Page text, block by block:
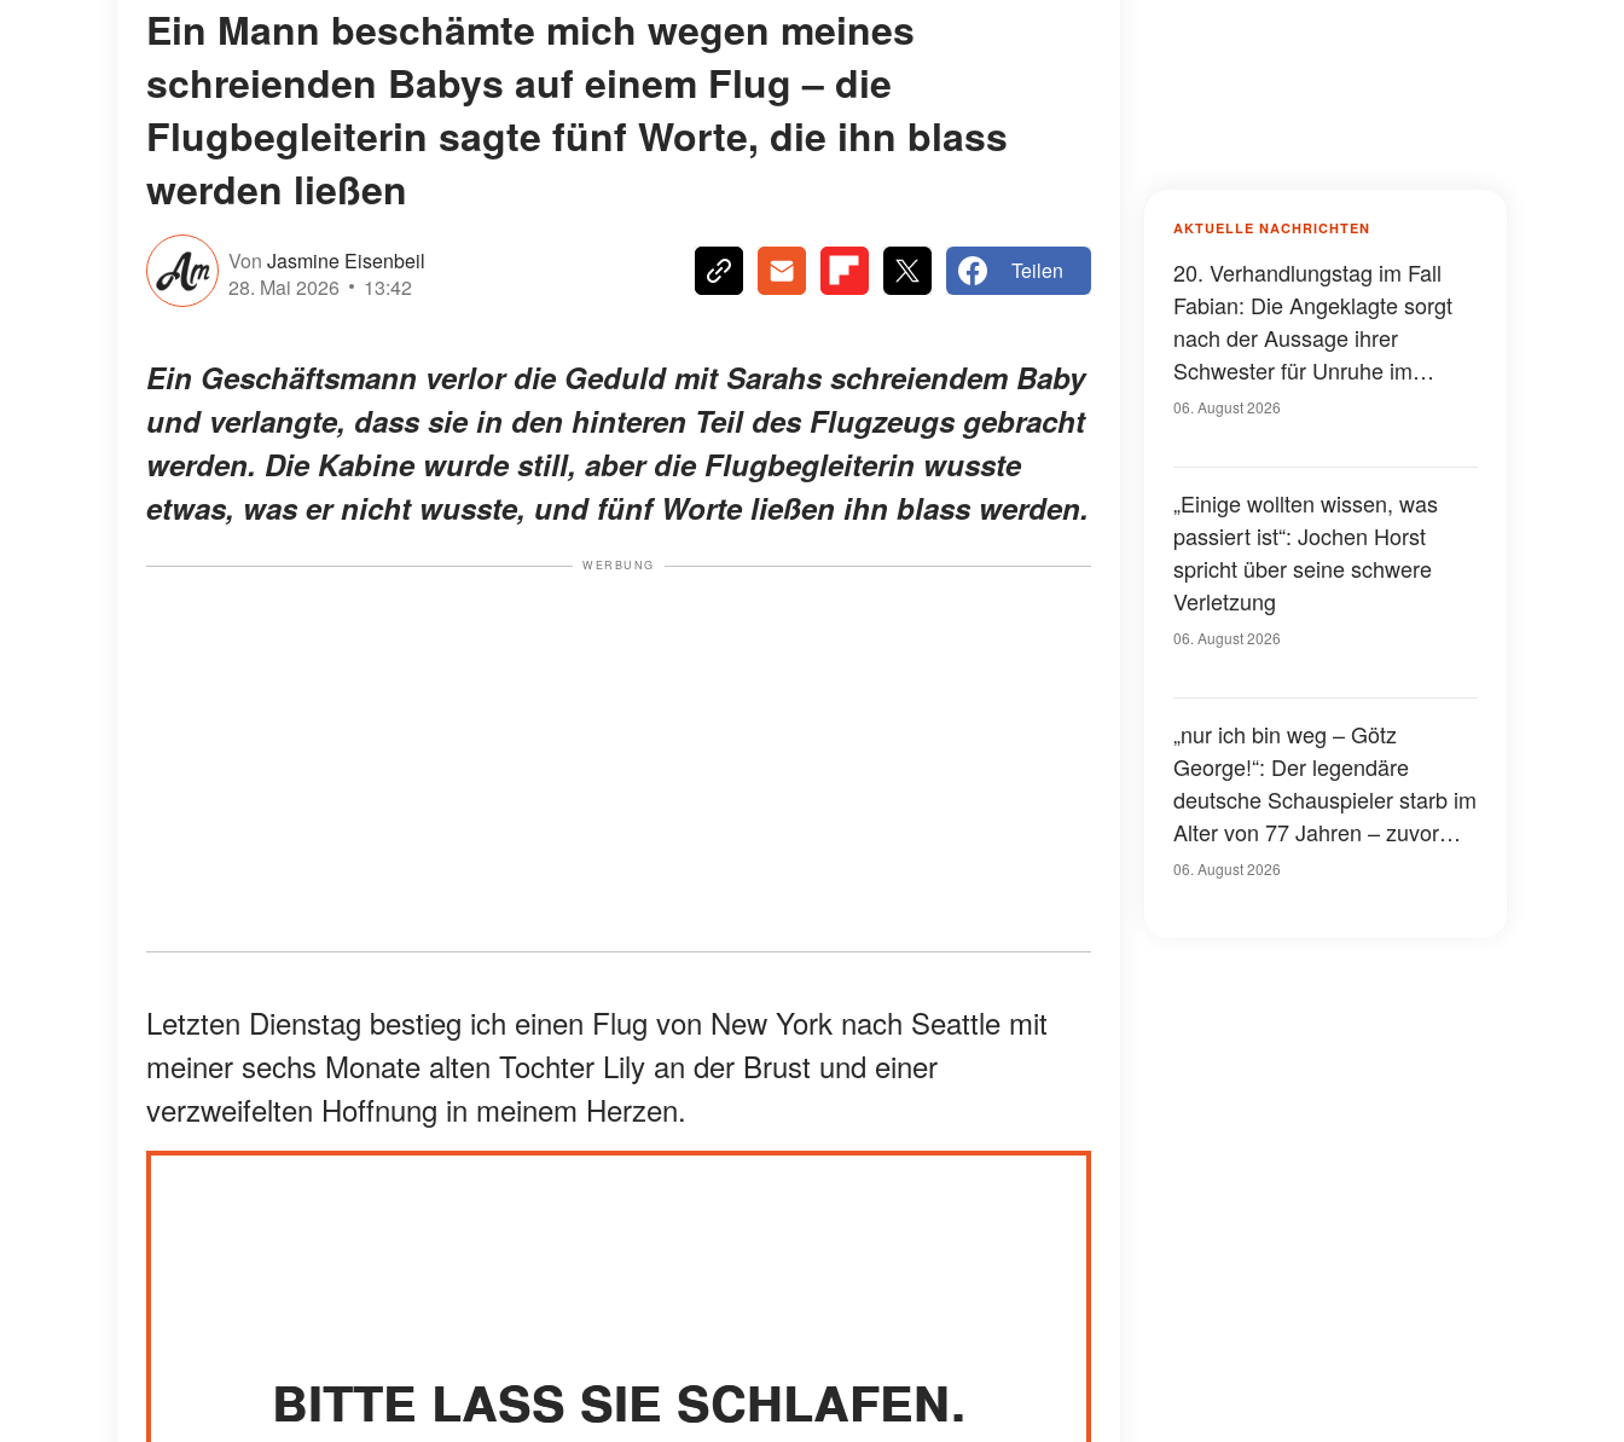
Ein Mann beschämte mich wegen meines
schreienden Babys auf einem Flug – die
Flugbegleiterin sagte fünf Worte, die ihn blass
werden ließen
Von Jasmine Eisenbeil
28. Mai 2026
13:42
Teilen
Ein Geschäftsmann verlor die Geduld mit Sarahs schreiendem Baby
und verlangte, dass sie in den hinteren Teil des Flugzeugs gebracht
werden. Die Kabine wurde still, aber die Flugbegleiterin wusste
etwas, was er nicht wusste, und fünf Worte ließen ihn blass werden.
WERBUNG
Letzten Dienstag bestieg ich einen Flug von New York nach Seattle mit
meiner sechs Monate alten Tochter Lily an der Brust und einer
verzweifelten Hoffnung in meinem Herzen.
BITTE LASS SIE SCHLAFEN.
AKTUELLE NACHRICHTEN
20. Verhandlungstag im Fall
Fabian: Die Angeklagte sorgt
nach der Aussage ihrer
Schwester für Unruhe im
Gerichtssaal – was ist
06. August 2026
„Einige wollten wissen, was
passiert ist“: Jochen Horst
spricht über seine schwere
Verletzung
06. August 2026
„nur ich bin weg – Götz
George!“: Der legendäre
deutsche Schauspieler starb im
Alter von 77 Jahren – zuvor
hatte er über seinen eigenen
06. August 2026